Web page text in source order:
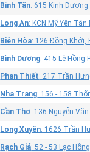
Bình Tân: 615 Kinh
Long An: KCN Mỹ Yên
Biên Hòa: 126 Đồng Khởi,
Bình Dương: 415 Lê Hồng
Phan Thiết: 217 Trần
Nha Trang: 156 - 158
Cần Thơ: 136 Nguyễn
Long Xuyên: 1626 Trần
Rạch Giá: 52 - 53 Lạc